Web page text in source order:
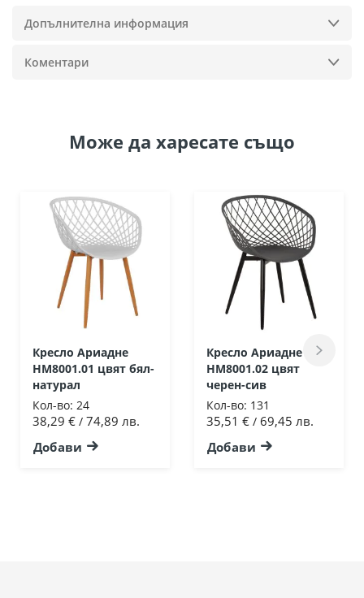
Допълнителна информация
Коментари
Може да харесате също
Кресло Ариадне
HM8001.01 цвят бял-
натурал
Кол-во: 24
38,29 € / 74,89 лв.
Добави
Кресло Ариадне
HM8001.02 цвят
черен-сив
Кол-во: 131
35,51 € / 69,45 лв.
Добави